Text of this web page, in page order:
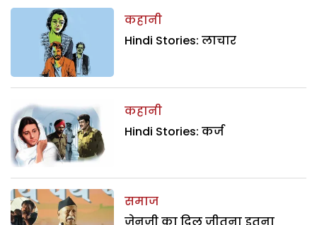
कहानी
Hindi Stories: लाचार
कहानी
Hindi Stories: कर्ज
समाज